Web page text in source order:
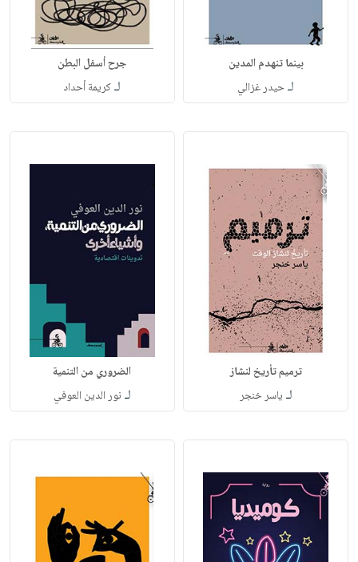
بينما تنهدم المدين
لـحيدر غزالي
جرح أسفل البطن
لـكريمة أحداد
ترميم تأريخ لنشاز
لـ ياسر خنجر
الضروري من التنمية
لـ نور الدين العوفي